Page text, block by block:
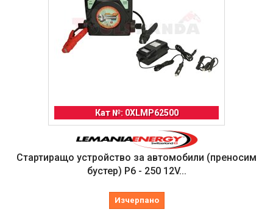
Кат №: 0XLMP62500
Стартиращо устройство за автомобили (преносим
бустер) P6 - 250 12V...
Изчерпано